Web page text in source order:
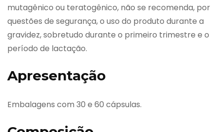
mutagênico ou teratogênico, não se recomenda, por
questões de segurança, o uso do produto durante a
gravidez, sobretudo durante o primeiro trimestre e o
período de lactação.
Apresentação
Embalagens com 30 e 60 cápsulas.